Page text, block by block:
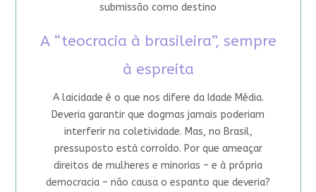
submissão como destino
A “teocracia à brasileira”, sempre
à espreita
A laicidade é o que nos difere da Idade Média.
Deveria garantir que dogmas jamais poderiam
interferir na coletividade. Mas, no Brasil,
pressuposto está corroído. Por que ameaçar
direitos de mulheres e minorias – e à própria
democracia – não causa o espanto que deveria?